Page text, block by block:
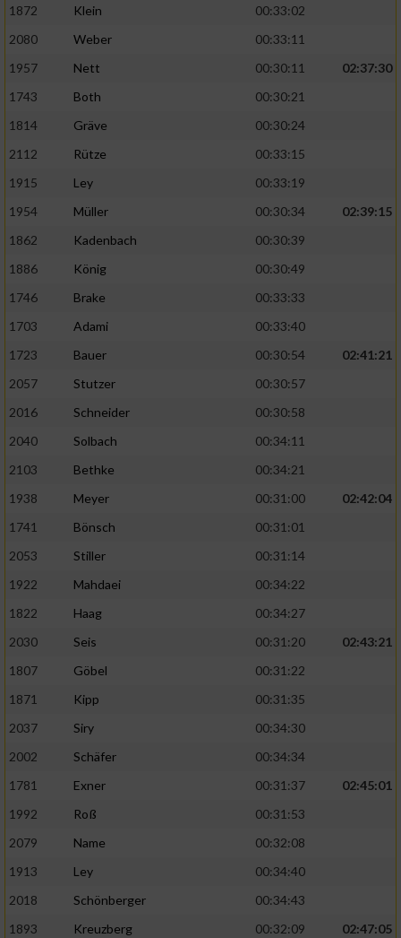
1872
Klein
00:33:02
2080
Weber
00:33:11
1957
Nett 00:30:11
02:37:30
1743
Both
00:30:21
1814
Gräve
00:30:24
2112
Rütze
00:33:15
1915
Ley
00:33:19
1954
Müller 00:30:34
02:39:15
1862
Kadenbach
00:30:39
1886
König
00:30:49
1746
Brake
00:33:33
1703
Adami
00:33:40
1723
Bauer 00:30:54
02:41:21
2057
Stutzer
00:30:57
2016
Schneider
00:30:58
2040
Solbach
00:34:11
2103
Bethke
00:34:21
1938
Meyer 00:31:00
02:42:04
1741
Bönsch
00:31:01
2053
Stiller
00:31:14
1922
Mahdaei
00:34:22
1822
Haag
00:34:27
2030
Seis 00:31:20
02:43:21
1807
Göbel
00:31:22
1871
Kipp
00:31:35
2037
Siry
00:34:30
2002
Schäfer
00:34:34
1781
Exner 00:31:37
02:45:01
1992
Roß
00:31:53
2079
Name
00:32:08
1913
Ley
00:34:40
2018
Schönberger
00:34:43
1893
Kreuzberg 00:32:09
02:47:05